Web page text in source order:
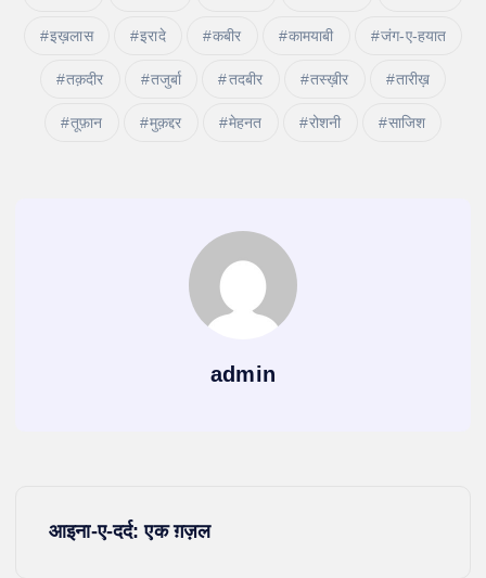
इख़लास इरादे कबीर कामयाबी जंग-ए-हयात
तक़दीर तजुर्बा तदबीर तस्ख़ीर तारीख़
तूफ़ान मुक़द्दर मेहनत रोशनी साजिश
admin
आइना-ए-दर्द: एक ग़ज़ल